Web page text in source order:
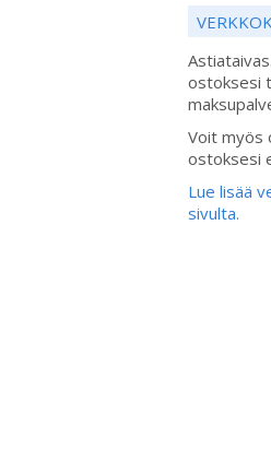
ostoksesi
Voit myös
ostoksesi
Lue lisää
sivulta.